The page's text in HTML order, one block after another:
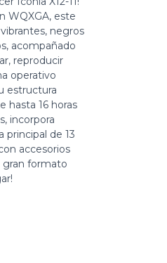
WQXGA, este
negros
acompañado
reproducir
operativo
estructura
hasta 16 horas
incorpora
principal de 13
accesorios
gran formato